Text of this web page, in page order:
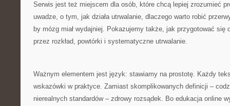
Serwis jest też miejscem dla osób, które chcą lepiej zrozumieć
uwadze, o tym, jak działa utrwalanie, dlaczego warto robić
by mózg miał wydajniej. Pokazujemy także, jak przygotować się
przez rozkład, powtórki i systematyczne utrwalanie.
Ważnym elementem jest język: stawiamy na prostotę. Każdy
wskazówki w praktyce. Zamiast skomplikowanych definicji –
nierealnych standardów – zdrowy rozsądek. Bo edukacja online